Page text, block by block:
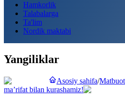
Hamkorlik
Talabalarga
Ta'lim
Nordik maktabi
Yangiliklar
Asosiy sahifa/
ma’rifat bilan kurashamiz!